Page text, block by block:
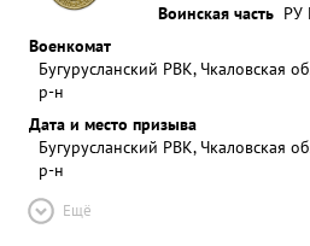
Воинская часть РУ
Военкомат
Бугурусланский РВК, Чкаловская
р-н
Дата и место призыва
Бугурусланский РВК, Чкаловская
р-н
Ещё